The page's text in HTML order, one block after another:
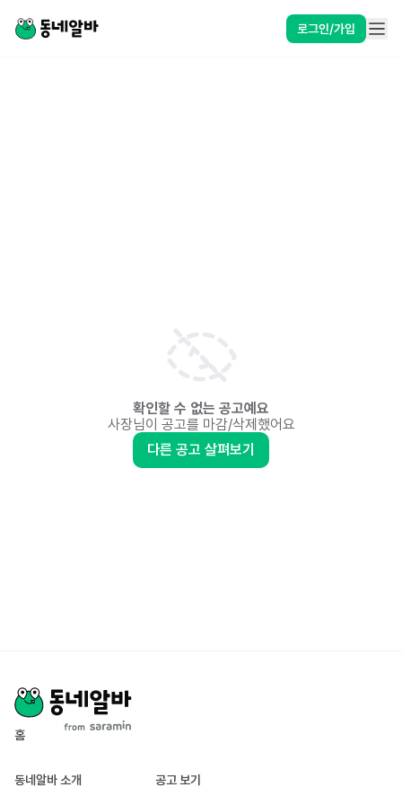
로그인/가입
확인할 수 없는 공고예요
사장님이 공고를 마감/삭제했어요
다른 공고 살펴보기
홈
동네알바 소개 공고 보기